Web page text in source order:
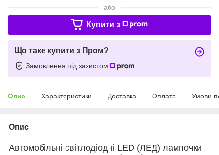
або
Купити з
Що таке купити з Пром?
Замовлення під захистом
Опис Характеристики Доставка Оплата Умови
Опис
Автомобільні світлодіодні LED (ЛЕД) лампочки